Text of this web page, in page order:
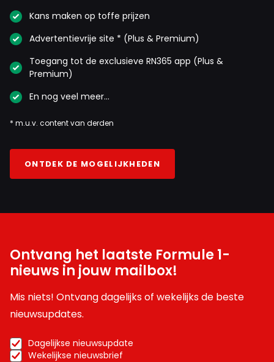
Kans maken op toffe prijzen
Advertentievrije site * (Plus & Premium)
Toegang tot de exclusieve RN365 app (Plus &
Premium)
En nog veel meer…
* m.u.v. content van derden
ONTDEK DE MOGELIJKHEDEN
Ontvang het laatste Formule 1-
nieuws in jouw mailbox!
Mis niets! Ontvang dagelijks of wekelijks de beste
nieuwsupdates.
Dagelijkse nieuwsupdate
Wekelijkse nieuwsbrief